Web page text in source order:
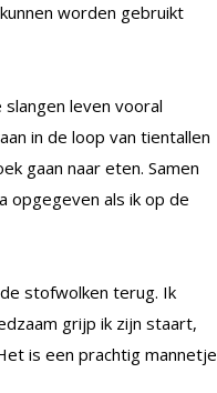
worden gebruikt
leven vooral
in de loop van tientallen
gaan naar eten. Samen
opgegeven als ik op de
stofwolken terug. Ik
grijp ik zijn staart,
is een prachtig mannetje